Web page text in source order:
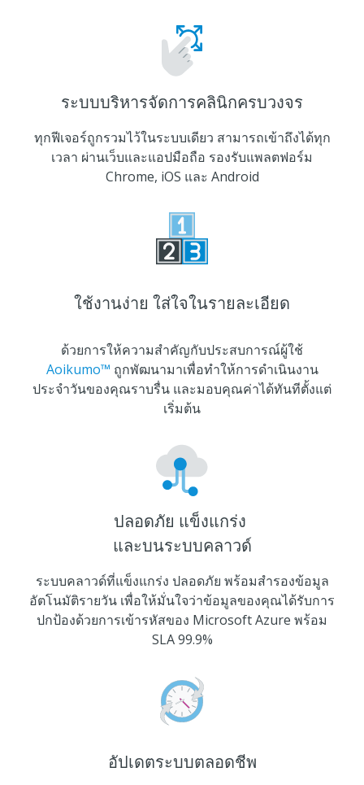
ระบบบริหารจัดการคลินิกครบวงจร
ทุกฟีเจอร์ถูกรวมไว้ในระบบเดียว สามารถเข้าถึงได้ทุก
เวลา ผ่านเว็บและแอปมือถือ รองรับแพลตฟอร์ม
Chrome, iOS และ Android
ใช้งานง่าย ใส่ใจในรายละเอียด
ด้วยการให้ความสำคัญกับประสบการณ์ผู้ใช้
Aoikumo™ ถูกพัฒนามาเพื่อทำให้การดำเนินงาน
ประจำวันของคุณราบรื่น และมอบคุณค่าได้ทันทีตั้งแต่
เริ่มต้น
ปลอดภัย แข็งแกร่ง
และบนระบบคลาวด์
ระบบคลาวด์ที่แข็งแกร่ง ปลอดภัย พร้อมสำรองข้อมูล
อัตโนมัติรายวัน เพื่อให้มั่นใจว่าข้อมูลของคุณได้รับการ
ปกป้องด้วยการเข้ารหัสของ Microsoft Azure พร้อม
SLA 99.9%
อัปเดตระบบตลอดชีพ